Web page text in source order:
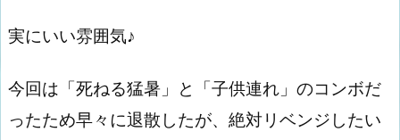
実にいい雰囲気♪
今回は「死ねる猛暑」と「子供連れ」のコンボだ
ったため早々に退散したが、絶対リベンジしたい